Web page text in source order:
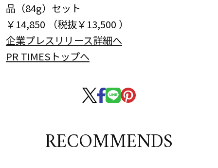
品（84g）セット
￥14,850 （税抜￥13,500 ）
企業プレスリリース詳細へ
PR TIMESトップへ
RECOMMENDS